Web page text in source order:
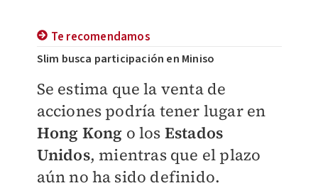
Te recomendamos
Slim busca participación en Miniso
Se estima que la venta de
acciones podría tener lugar en
Hong Kong o los Estados
Unidos, mientras que el plazo
aún no ha sido definido.